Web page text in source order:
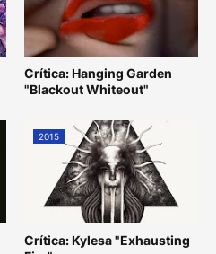
Crítica: Hanging Garden
"Blackout Whiteout"
2015
Crítica: Kylesa "Exhausting